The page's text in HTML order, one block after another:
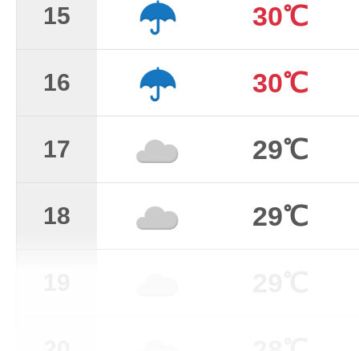
15 30℃
16 30℃
17 29℃
18 29℃